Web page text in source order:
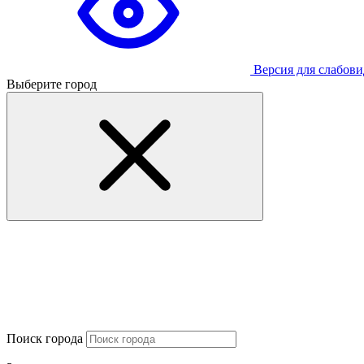
Версия для
Выберите город
Поиск города